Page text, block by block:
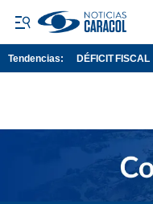
Tendencias: DÉFICIT FISCAL